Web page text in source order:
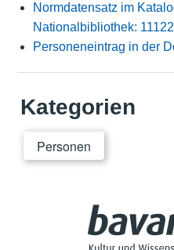
Normdatensatz im
Nationalbibliothek:
Personeneintrag in der
Kategorien
Personen